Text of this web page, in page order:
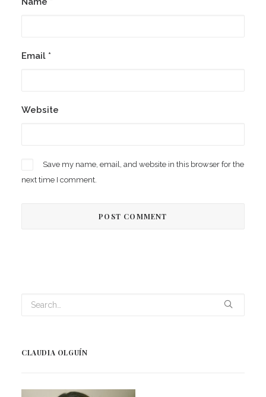
Email *
Website
Save my name, email, and website in this browser for the
next time I comment.
CLAUDIA OLGUÍN